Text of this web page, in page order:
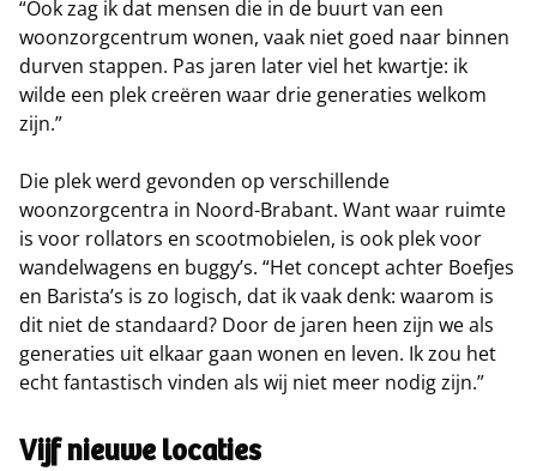
“Ook zag ik dat mensen die in de buurt van een
woonzorgcentrum wonen, vaak niet goed naar binnen
durven stappen. Pas jaren later viel het kwartje: ik
wilde een plek creëren waar drie generaties welkom
zijn.”
Die plek werd gevonden op verschillende
woonzorgcentra in Noord-Brabant. Want waar ruimte
is voor rollators en scootmobielen, is ook plek voor
wandelwagens en buggy’s. “Het concept achter Boefjes
en Barista’s is zo logisch, dat ik vaak denk: waarom is
dit niet de standaard? Door de jaren heen zijn we als
generaties uit elkaar gaan wonen en leven. Ik zou het
echt fantastisch vinden als wij niet meer nodig zijn.”
Vijf nieuwe locaties